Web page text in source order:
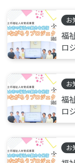
お
福
ロ
お
福
ロ
お